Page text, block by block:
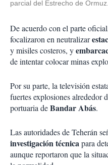
parcial del Estrecho de Ormuz.
De acuerdo con el parte
focalizaron en neutralizar
y misiles costeros, y
de intentar colocar minas
Por su parte, la televisión
fuertes explosiones alrededor
portuaria deBandar Abás.
Las autoridades de Teherán
investigación técnicapara
aunque reportaron que la